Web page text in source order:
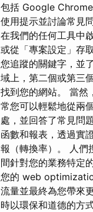
包括 Google
使用提示並討論常見
在我們的任何工具中
或從「專案設定」存
您追蹤的關鍵字，並
域上，第二個或第三
找到您的網站。 當然
常您可以輕鬆地從兩
處，並回答了常見問
函數和報表，透過實
報（轉換率）。 人
間針對您的業務特定
您的 web
流量並最終為您帶來
時以環保和道德的方